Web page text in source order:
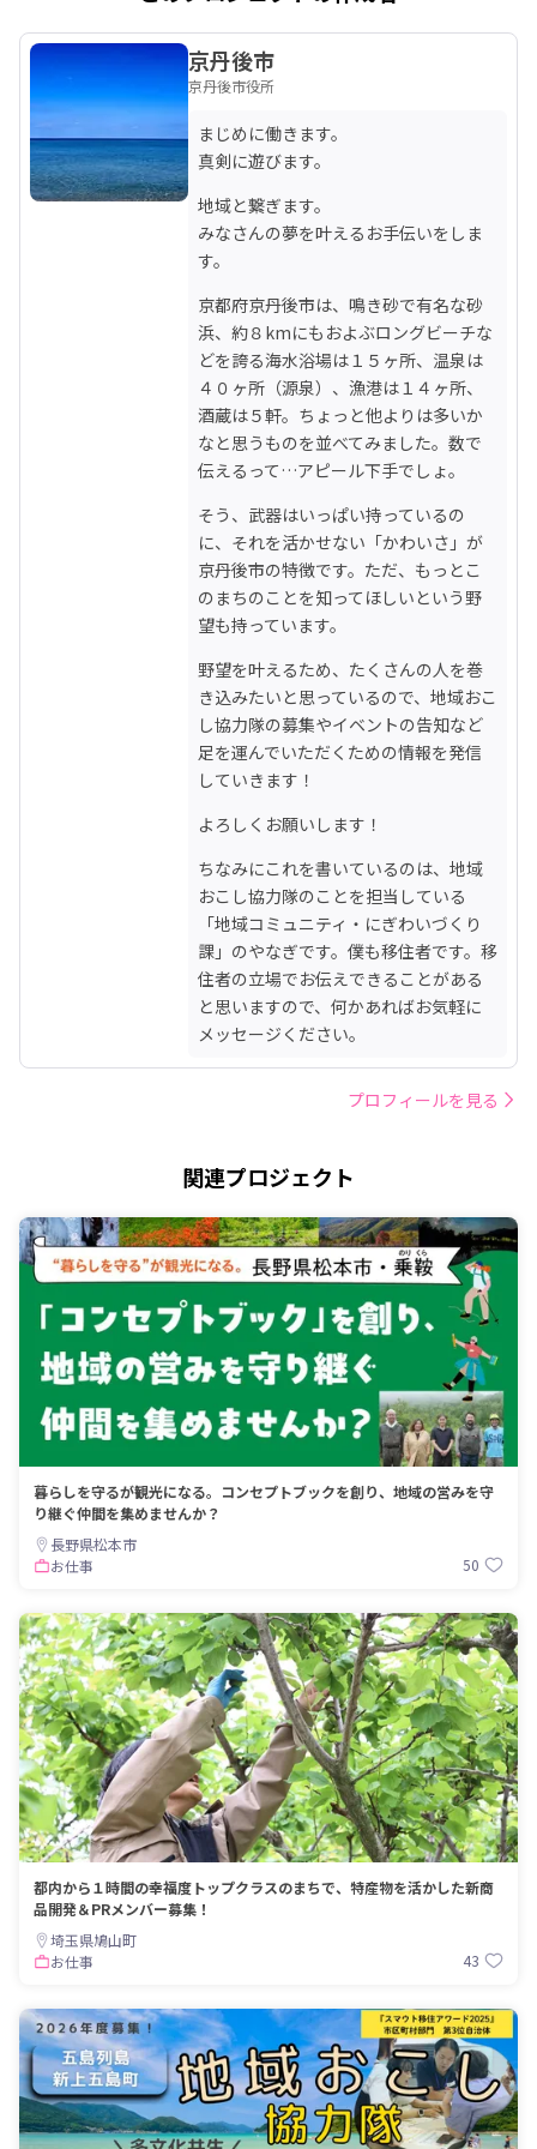
京丹後市
京丹後市役所
まじめに働きます。
真剣に遊びます。
地域と繋ぎます。
みなさんの夢を叶えるお手伝いをしま
す。
京都府京丹後市は、鳴き砂で有名な砂
浜、約８kmにもおよぶロングビーチな
どを誇る海水浴場は１５ヶ所、温泉は
４０ヶ所（源泉）、漁港は１４ヶ所、
酒蔵は５軒。ちょっと他よりは多いか
なと思うものを並べてみました。数で
伝えるって…アピール下手でしょ。
そう、武器はいっぱい持っているの
に、それを活かせない「かわいさ」が
京丹後市の特徴です。ただ、もっとこ
のまちのことを知ってほしいという野
望も持っています。
野望を叶えるため、たくさんの人を巻
き込みたいと思っているので、地域おこ
し協力隊の募集やイベントの告知など
足を運んでいただくための情報を発信
していきます！
よろしくお願いします！
ちなみにこれを書いているのは、地域
おこし協力隊のことを担当している
「地域コミュニティ・にぎわいづくり
課」のやなぎです。僕も移住者です。移
住者の立場でお伝えできることがある
と思いますので、何かあればお気軽に
メッセージください。
プロフィールを見る
関連プロジェクト
暮らしを守るが観光になる。コンセプトブックを創り、地域の営みを守
り継ぐ仲間を集めませんか？
長野県松本市
お仕事
50
都内から１時間の幸福度トップクラスのまちで、特産物を活かした新商
品開発＆PRメンバー募集！
埼玉県鳩山町
お仕事
43